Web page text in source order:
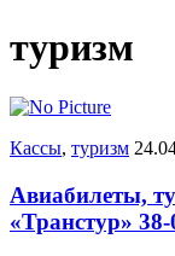
туризм
Кассы, туризм
Авиабилеты,
«Транстур»